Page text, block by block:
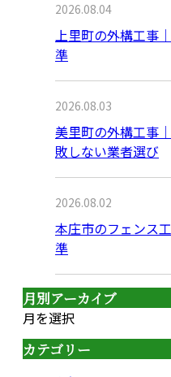
2026.08.04
上里町の外構工事
準
2026.08.03
美里町の外構工事
敗しない業者選び
2026.08.02
本庄市のフェンス
準
月別アーカイブ
月を選択
カテゴリー